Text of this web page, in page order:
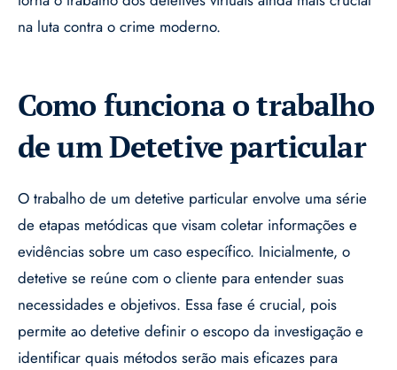
na luta contra o crime moderno.
Como funciona o trabalho
de um Detetive particular
O trabalho de um detetive particular envolve uma série
de etapas metódicas que visam coletar informações e
evidências sobre um caso específico. Inicialmente, o
detetive se reúne com o cliente para entender suas
necessidades e objetivos. Essa fase é crucial, pois
permite ao detetive definir o escopo da investigação e
identificar quais métodos serão mais eficazes para